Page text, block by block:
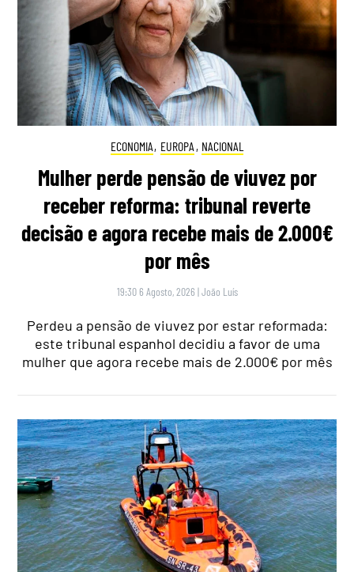
ECONOMIA, EUROPA , NACIONAL
Mulher perde pensão de viuvez por
receber reforma: tribunal reverte
decisão e agora recebe mais de 2.000€
por mês
19:30 6 Agosto, 2026 |João Luís
Perdeu a pensão de viuvez por estar reformada:
este tribunal espanhol decidiu a favor de uma
mulher que agora recebe mais de 2.000€ por mês